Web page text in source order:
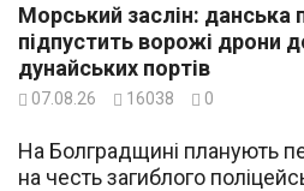
Морський заслін: данська
підпустить ворожі дрони
дунайських портів
07.08.26 16038 0
На Болградщині планують
на честь загиблого